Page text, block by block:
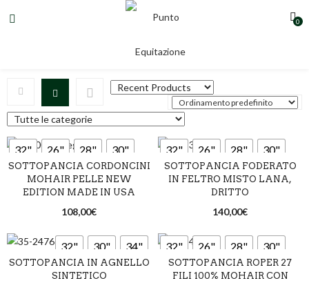
0
32" 26" 28"
30"
34"
36"
SOTTOPANCIA CORDONCINI
MOHAIR PELLE NEW
EDITION MADE IN USA
108,00€
32" 26" 28"
30"
34"
SOTTOPANCIA FODERATO
IN FELTRO MISTO LANA,
DRITTO
140,00€
32" 30" 34"
SOTTOPANCIA IN AGNELLO
SINTETICO
32" 26" 28"
30"
34"
36"
SOTTOPANCIA ROPER 27
FILI 100% MOHAIR CON